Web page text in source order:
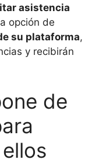
asistencia
opción de
su plataforma,
y recibirán
de